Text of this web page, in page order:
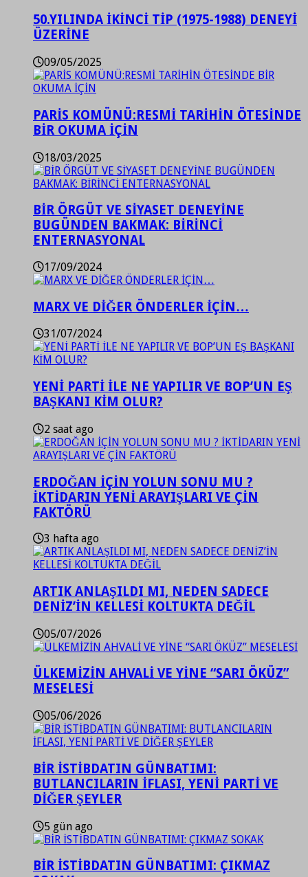
50.YILINDA İKİNCİ TİP (1975-1988) DENEYİ
ÜZERİNE
09/05/2025
PARİS KOMÜNÜ:RESMİ TARİHİN ÖTESİNDE
BİR OKUMA İÇİN
18/03/2025
BİR ÖRGÜT VE SİYASET DENEYİNE
BUGÜNDEN BAKMAK: BİRİNCİ
ENTERNASYONAL
17/09/2024
MARX VE DİĞER ÖNDERLER İÇİN…
31/07/2024
YENİ PARTİ İLE NE YAPILIR VE BOP’UN EŞ
BAŞKANI KİM OLUR?
2 saat ago
ERDOĞAN İÇİN YOLUN SONU MU ?
İKTİDARIN YENİ ARAYIŞLARI VE ÇİN
FAKTÖRÜ
3 hafta ago
ARTIK ANLAŞILDI MI, NEDEN SADECE
DENİZ’İN KELLESİ KOLTUKTA DEĞİL
05/07/2026
ÜLKEMİZİN AHVALİ VE YİNE “SARI ÖKÜZ”
MESELESİ
05/06/2026
BİR İSTİBDATIN GÜNBATIMI:
BUTLANCILARIN İFLASI, YENİ PARTİ VE
DİĞER ŞEYLER
5 gün ago
BİR İSTİBDATIN GÜNBATIMI: ÇIKMAZ